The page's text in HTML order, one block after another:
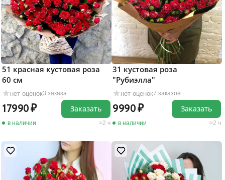
нет оценок3 заказа
51 красная кустовая роза
60 см
17990
в наличии 2 ч
Заказать
нет оценок7 заказов
31 кустовая роза
"Рубиэлла"
9990
в наличии 2 ч
Заказать